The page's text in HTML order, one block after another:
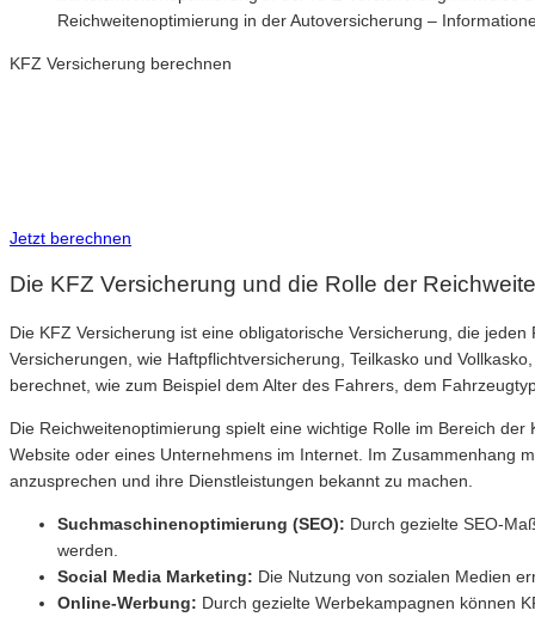
Reichweitenoptimierung in der Autoversicherung –
KFZ Versicherung berechnen
Jetzt berechnen
Die KFZ Versicherung und die Rolle der
Die KFZ Versicherung ist eine obligatorische Versicherung, die
Versicherungen, wie Haftpflichtversicherung, Teilkasko und
berechnet, wie zum Beispiel dem Alter des Fahrers, dem
Die Reichweitenoptimierung spielt eine wichtige Rolle im Bereich
Website oder eines Unternehmens im Internet. Im Zusammenhang
anzusprechen und ihre Dienstleistungen bekannt zu machen.
Suchmaschinenoptimierung (SEO): Durch gezielte SEO-
werden.
Social Media Marketing: Die Nutzung von sozialen Medien
Online-Werbung: Durch gezielte Werbekampagnen können